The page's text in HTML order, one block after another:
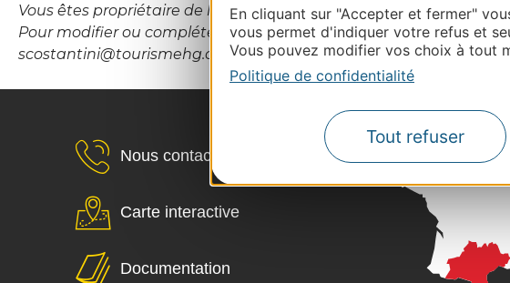
En cliquant sur "Accepter et fermer"
vous permet d'indiquer votre refus et
Vous pouvez modifier vos choix à tout
Politique de confidentialité
Tout refuser
Vous êtes propriétaire de l’établissement ou le gestionnaire de
Pour modifier ou compléter cette fiche, merci de contacter Haute
scostantini@tourismehg.com
Nous contacter
Carte interactive
Documentation